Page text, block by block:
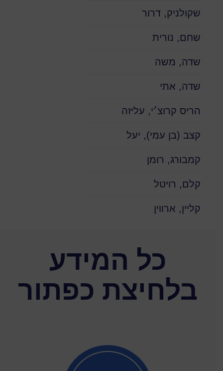
שקולניק, דרור
שחם, נורית
שדה, משה
שדה, אתי
הריס קרוצ׳י, עליזה
קצב (בן עמי), יעל
קמבורג, רומן
קלם, רויטל
קליין, ארווין
כל המידע
בלחיצת כפתור